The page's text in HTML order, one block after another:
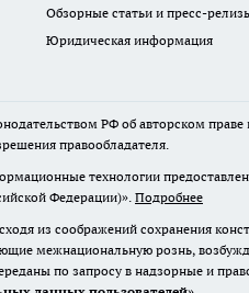
Обзорные статьи и пресс-
Юридическая информация
РФ об авторском
правообладателя.
технологии
Федерации)».Подробнее
из соображений сохранения
межнациональную рознь,
по запросу в надзорные и